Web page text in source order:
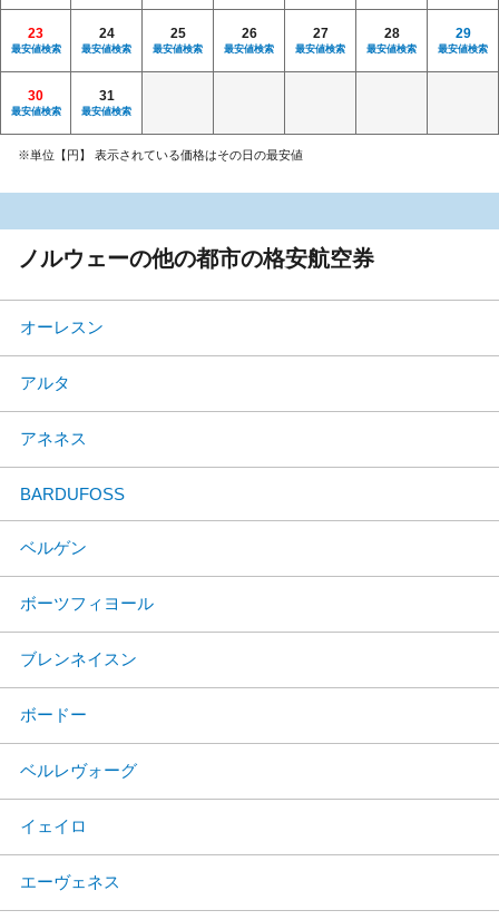
23
最安値検索
24
最安値検索
25
最安値検索
26
最安値検索
27
最安値検索
28
最安値検索
29
最安値検索
30
最安値検索
31
最安値検索
※単位【円】 表示されている価格はその日の最安値
ノルウェーの他の都市の格安航空券
オーレスン
アルタ
アネネス
BARDUFOSS
ベルゲン
ボーツフィヨール
ブレンネイスン
ボードー
ベルレヴォーグ
イェイロ
エーヴェネス